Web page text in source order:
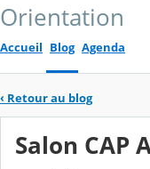
Orientation
Accueil Blog Agenda
‹ Retour au blog
Salon CAP